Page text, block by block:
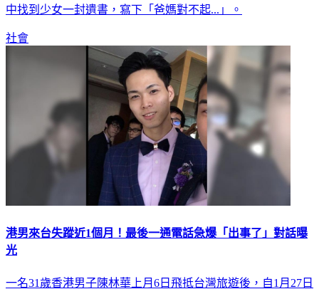
中找到少女一封遺書，寫下「爸媽對不起...」。
社會
港男來台失蹤近1個月！最後一通電話急爆「出事了」對話曝
光
一名31歲香港男子陳林華上月6日飛抵台灣旅遊後，自1月27日